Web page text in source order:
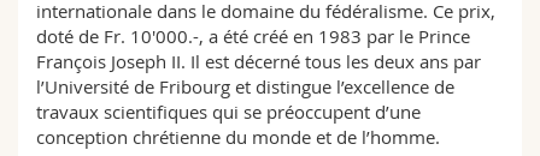
internationale dans le domaine du fédéralisme. Ce prix,
doté de Fr. 10'000.-, a été créé en 1983 par le Prince
François Joseph II. Il est décerné tous les deux ans par
l’Université de Fribourg et distingue l’excellence de
travaux scientifiques qui se préoccupent d’une
conception chrétienne du monde et de l’homme.